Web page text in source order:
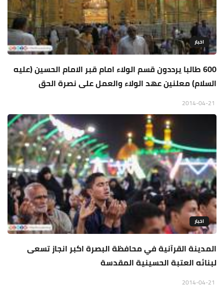
اخبار
600 طالبا يرددون قسم الولاء امام قبر الامام الحسين (عليه
السلام) معلنين عهد الولاء والعمل على نصرة الحق
اخبار
المدينة القرآنية في محافظة البصرة اكبر انجاز تسعى
لبنائه العتبة الحسينية المقدسة